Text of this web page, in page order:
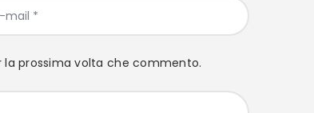
la prossima volta che commento.